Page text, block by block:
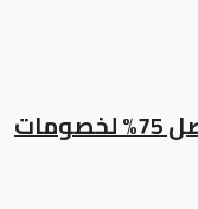
كود خصم ممزورلد السعودية يصل 75% لخصومات